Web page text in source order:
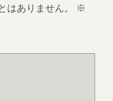
ありません。
※